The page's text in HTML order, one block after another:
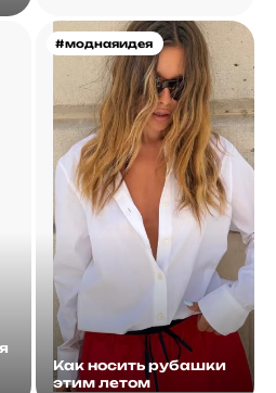
#моднаяидея
Как носить рубашки
этим летом